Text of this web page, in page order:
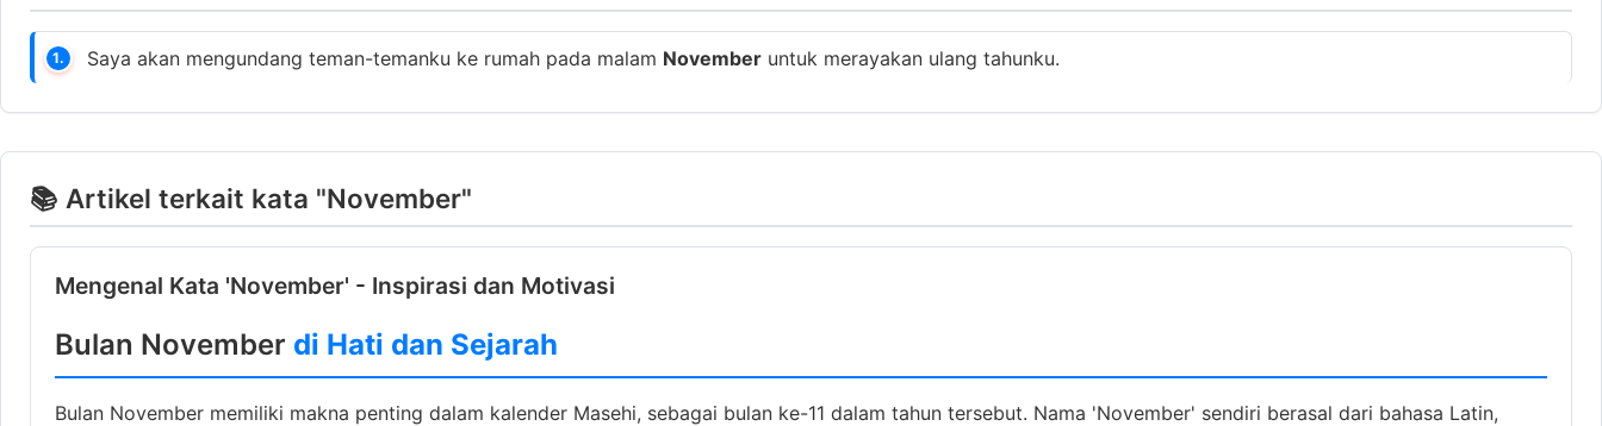
1. Saya akan mengundang teman-temanku ke rumah pada malam November untuk merayakan ulang tahunku.
📚 Artikel terkait kata "November"
Mengenal Kata 'November' - Inspirasi dan Motivasi
Bulan November di Hati dan Sejarah
Bulan November memiliki makna penting dalam kalender Masehi, sebagai bulan ke-11 dalam tahun tersebut. Nama 'November' sendiri berasal dari bahasa Latin,